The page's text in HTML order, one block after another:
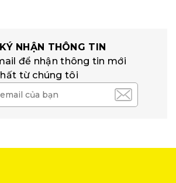
NHẬN THÔNG TIN
để nhận thông tin mới
từ chúng tôi